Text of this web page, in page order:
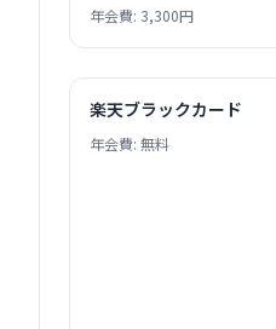
年会費: 3,300円
楽天ブラックカード
年会費: 無料